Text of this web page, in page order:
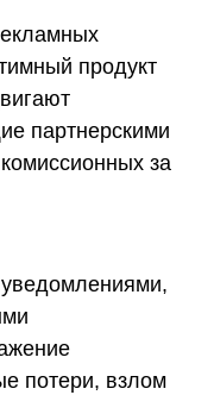
продукт
партнерскими
за
потери, взлом